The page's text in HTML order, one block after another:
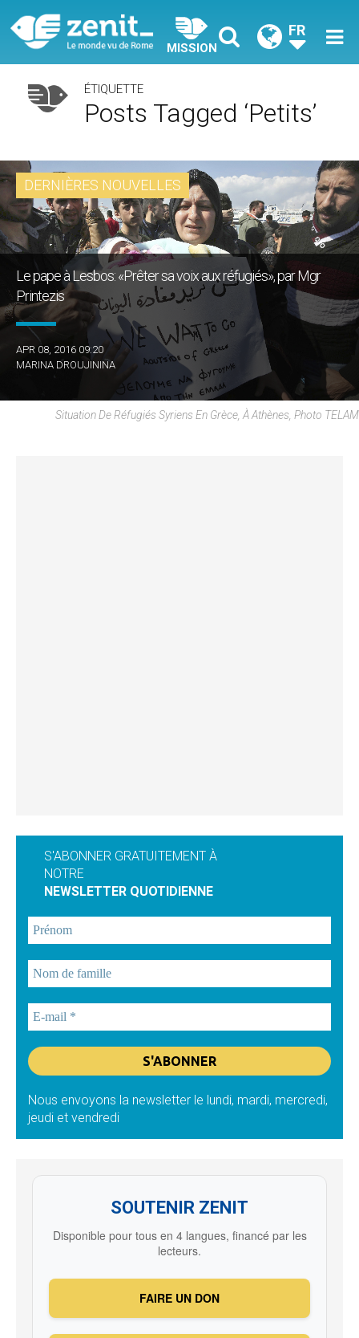
MISSION
FR
ÉTIQUETTE
Posts Tagged ‘petits’
DERNIÈRES NOUVELLES
Le pape à Lesbos: «Prêter sa voix aux réfugiés», par Mgr
Printezis
APR 08, 2016 09:20
MARINA DROUJININA
Situation De Réfugiés Syriens En Grèce, À Athènes, Photo TELAM
S'ABONNER GRATUITEMENT À
NOTRE
NEWSLETTER QUOTIDIENNE
Nous envoyons la newsletter le lundi, mardi, mercredi,
jeudi et vendredi
SOUTENIR ZENIT
Disponible pour tous en 4 langues, financé par les
lecteurs.
FAIRE UN DON